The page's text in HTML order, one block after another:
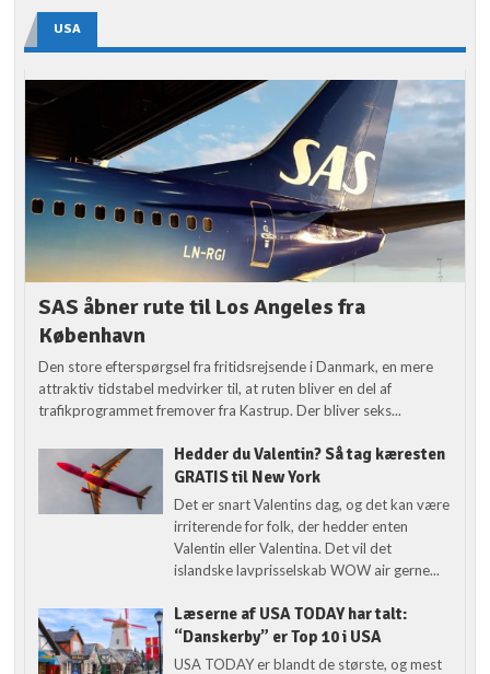
USA
SAS åbner rute til Los Angeles fra
København
Den store efterspørgsel fra fritidsrejsende i Danmark, en mere
attraktiv tidstabel medvirker til, at ruten bliver en del af
trafikprogrammet fremover fra Kastrup. Der bliver seks...
Hedder du Valentin? Så tag kæresten
GRATIS til New York
Det er snart Valentins dag, og det kan være
irriterende for folk, der hedder enten
Valentin eller Valentina. Det vil det
islandske lavprisselskab WOW air gerne...
Læserne af USA TODAY har talt:
“Danskerby” er Top 10 i USA
USA TODAY er blandt de største, og mest